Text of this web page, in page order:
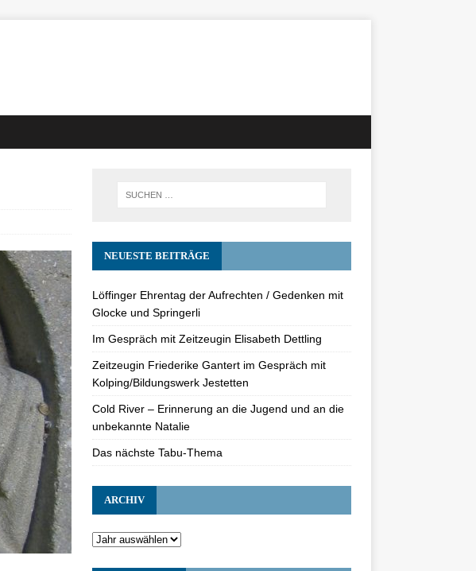
NEUESTE BEITRÄGE
Löffinger Ehrentag der Aufrechten / Gedenken mit
Glocke und Springerli
Im Gespräch mit Zeitzeugin Elisabeth Dettling
Zeitzeugin Friederike Gantert im Gespräch mit
Kolping/Bildungswerk Jestetten
Cold River – Erinnerung an die Jugend und an die
unbekannte Natalie
Das nächste Tabu-Thema
ARCHIV